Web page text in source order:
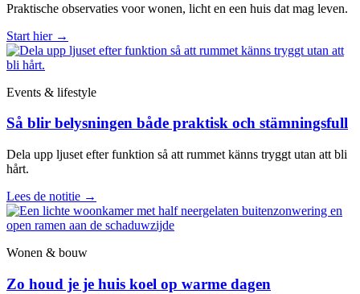
Praktische observaties voor wonen, licht en een huis dat mag leven.
Start hier →
Events & lifestyle
Så blir belysningen både praktisk och stämningsfull
Dela upp ljuset efter funktion så att rummet känns tryggt utan att bli
hårt.
Lees de notitie →
Wonen & bouw
Zo houd je je huis koel op warme dagen